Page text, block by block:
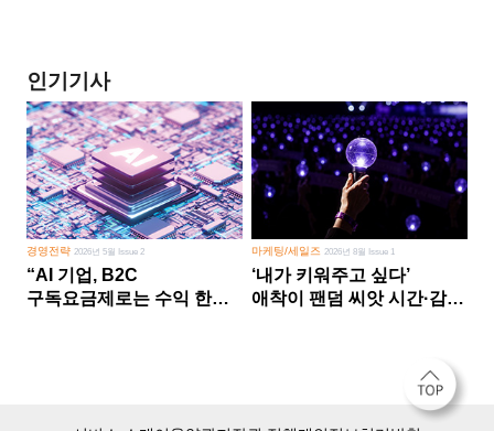
인기기사
경영전략 2026년 5월 Issue 2
“AI 기업, B2C
구독요금제로는 수익 한계
마케팅/세일즈 2026년 8월 Issue 1
‘내가 키워주고 싶다’
애착이 팬덤 씨앗 시간·감정